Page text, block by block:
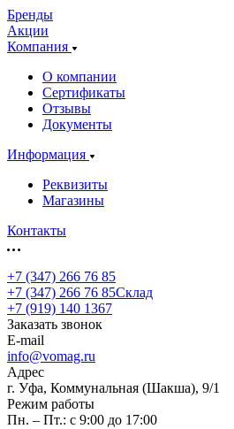
Бренды
Акции
Компания
О компании
Сертификаты
Отзывы
Документы
Информация
Реквизиты
Магазины
Контакты
+7 (347) 266 76 85
+7 (347) 266 76 85Склад
+7 (919) 140 1367
Заказать звонок
E-mail
info@vomag.ru
Адрес
г. Уфа, Коммунальная (Шакша), 9/1
Режим работы
Пн. – Пт.: с 9:00 до 17:00